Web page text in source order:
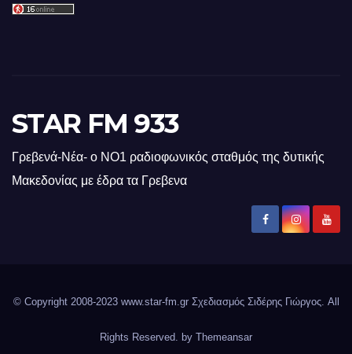
STAR FM 933
Γρεβενά-Νέα- ο ΝΟ1 ραδιοφωνικός σταθμός της δυτικής
Μακεδονίας με έδρα τα Γρεβενα
© Copyright 2008-2023 www.star-fm.gr Σχεδιασμός Σιδέρης Γιώργος. All
Rights Reserved. by Themeansar